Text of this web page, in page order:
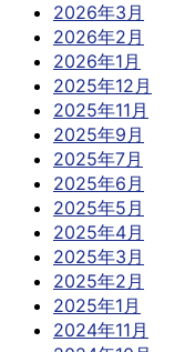
2026年3月
2026年2月
2026年1月
2025年12月
2025年11月
2025年9月
2025年7月
2025年6月
2025年5月
2025年4月
2025年3月
2025年2月
2025年1月
2024年11月